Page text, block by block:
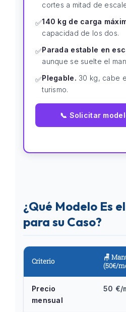
cortes a mitad de
✅140 kg de carga
capacidad de los dos.
✅Parada estable en
aunque se suelte el
✅Plegable. 30 kg, cabe
turismo.
📞 Solicitar
¿Qué Modelo Es
para su Caso?
Criterio
🪑
(50€/
Precio
mensual
50 €/